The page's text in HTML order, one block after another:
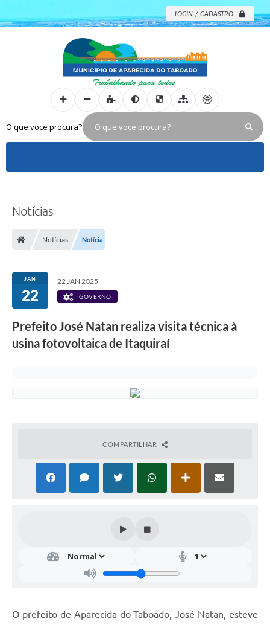
LOGIN / CADASTRO
O que voce procura?
Notícias
Notícias Notícia
JAN
22
22 JAN 2025
GOVERNO
Prefeito José Natan realiza visita técnica à
usina fotovoltaica de Itaquiraí
COMPARTILHAR
O prefeito de Aparecida do Taboado, José Natan, esteve